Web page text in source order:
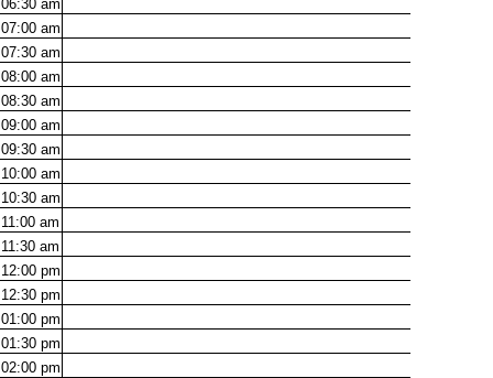
06:30 am
07:00 am
07:30 am
08:00 am
08:30 am
09:00 am
09:30 am
10:00 am
10:30 am
11:00 am
11:30 am
12:00 pm
12:30 pm
01:00 pm
01:30 pm
02:00 pm